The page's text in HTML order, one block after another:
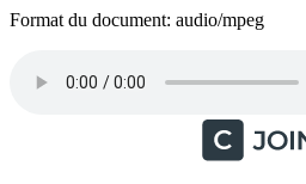
Format du document: audio/mpeg